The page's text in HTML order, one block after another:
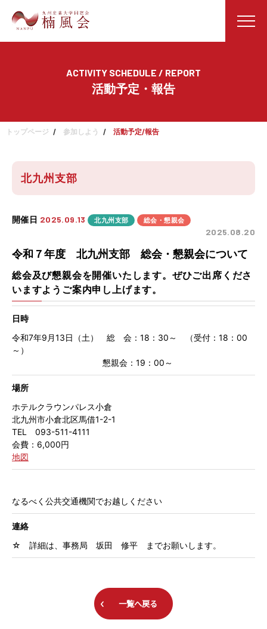
ACTIVITY SCHEDULE / REPORT
活動予定・報告
トップページ 参加しよう 活動予定/報告
北九州支部
開催日 2025.09.13 北九州支部 総会・懇親会
2025.08.20
令和７年度 北九州支部 総会・懇親会について
総会及び懇親会を開催いたします。ぜひご出席くださ
いますようご案内申し上げます。
日時
令和7年9月13日（土） 総 会：18：30～ （受付：18：00
～）
懇親会：19：00～
場所
ホテルクラウンパレス小倉
北九州市小倉北区馬借1-2-1
TEL 093-511-4111
会費：6,000円
地図
なるべく公共交通機関でお越しください
連絡
☆ 詳細は、事務局 坂田 修平 までお願いします。
一覧へ戻る